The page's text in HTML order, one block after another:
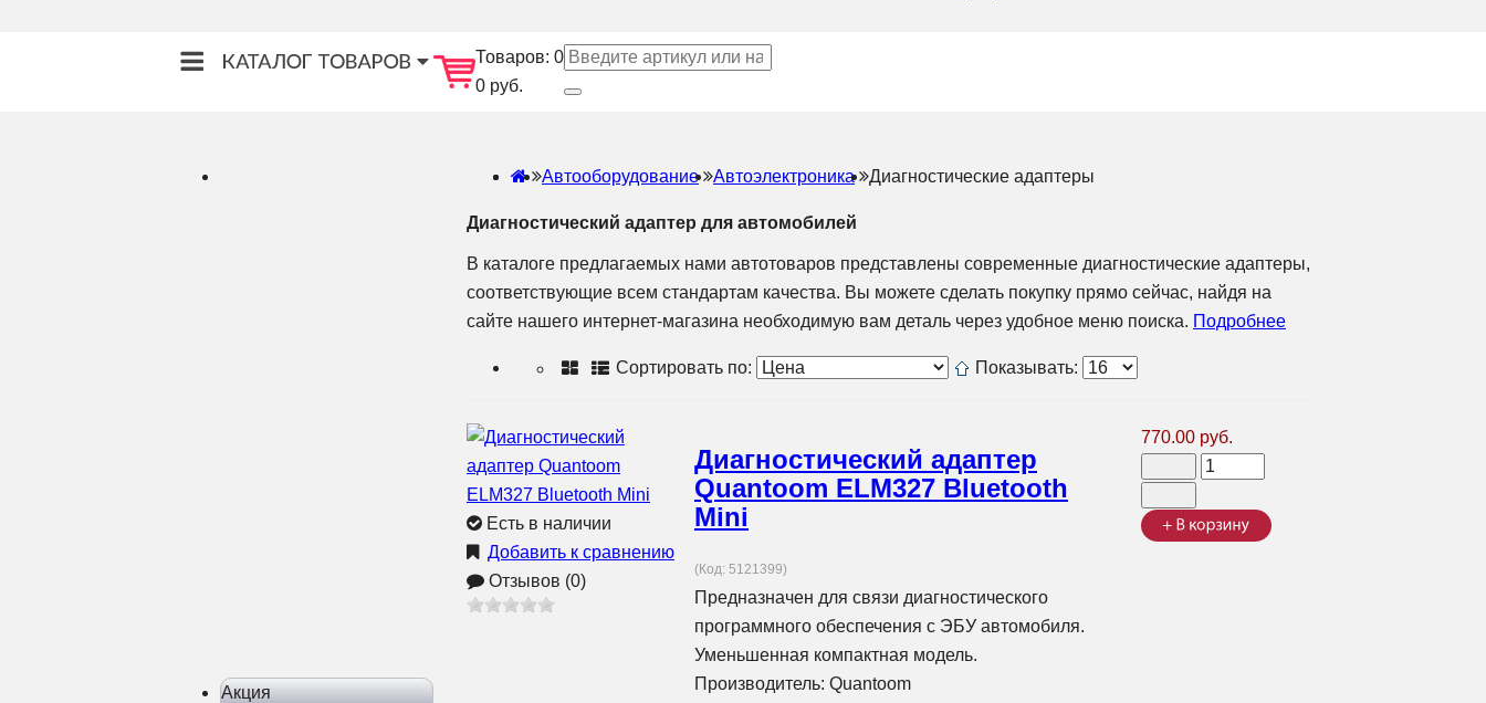
Товаров: 0
0 руб.
Автооборудование Автоэлектроника Диагностические адаптеры
Диагностический адаптер для автомобилей
В каталоге предлагаемых нами автотоваров представлены современные диагностические адаптеры,
соответствующие всем стандартам качества. Вы можете сделать покупку прямо сейчас, найдя на
сайте нашего интернет-магазина необходимую вам деталь через удобное меню поиска. Подробнее
Сортировать по: Показывать:
Есть в наличии
Добавить к сравнению
Отзывов (0)
Диагностический адаптер
Quantoom ELM327 Bluetooth
Mini
(Код: 5121399)
Предназначен для связи диагностического
программного обеспечения с ЭБУ автомобиля.
Уменьшенная компактная модель.
Производитель: Quantoom
770.00 руб.
Акция